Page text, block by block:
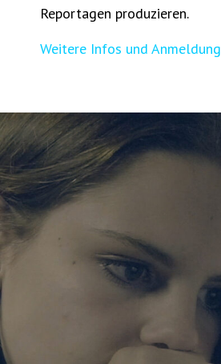
Reportagen produzieren.
Weitere Infos und Anmeldung